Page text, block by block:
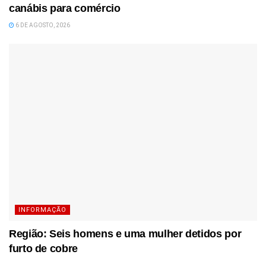
canábis para comércio
6 DE AGOSTO, 2026
INFORMAÇÃO
Região: Seis homens e uma mulher detidos por
furto de cobre